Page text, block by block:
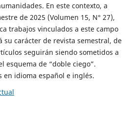
En este contexto, a
de 2025 (Volumen 15, N° 27),
trabajos vinculados a este campo
su carácter de revista semestral, de
seguirán siendo sometidos a
esquema de “doble ciego”.
en idioma español e inglés.